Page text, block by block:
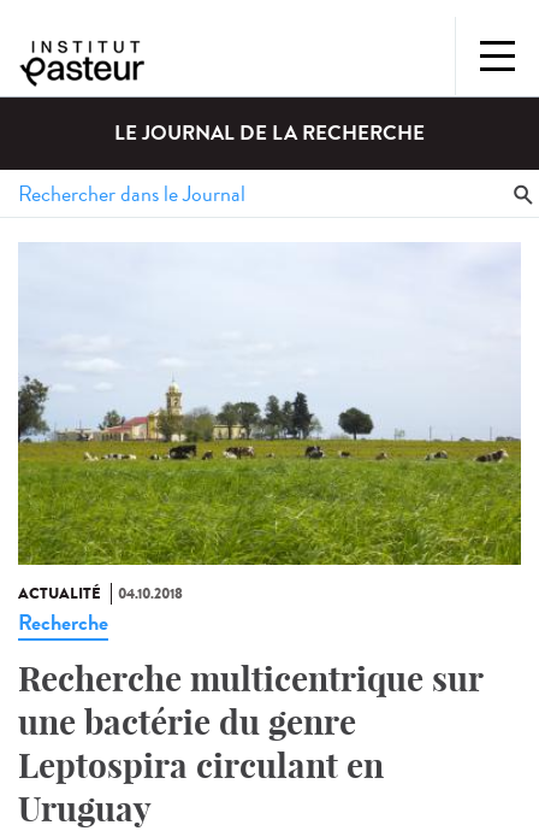
LE JOURNAL DE LA RECHERCHE
ACTUALITÉ 04.10.2018
Recherche
Recherche multicentrique sur
une bactérie du genre
Leptospira circulant en
Uruguay